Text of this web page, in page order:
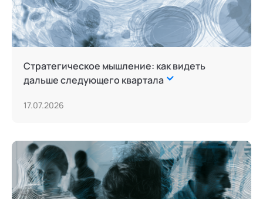
Стратегическое мышление: как видеть
дальше следующего квартала
17.07.2026